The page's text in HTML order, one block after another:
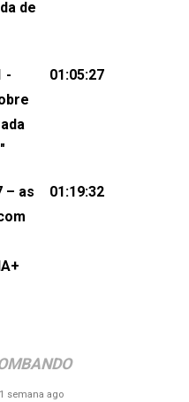
nosso site e
Instagram:
de
de
de Naiady
de
-
01:05:27
– as
01:19:32
1 semana ago